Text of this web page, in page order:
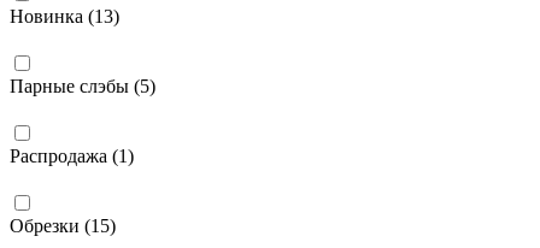
Новинка (13)
Парные слэбы (5)
Распродажа (1)
Обрезки (15)